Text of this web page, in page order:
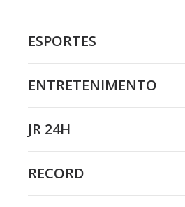
ESPORTES
ENTRETENIMENTO
JR 24H
RECORD